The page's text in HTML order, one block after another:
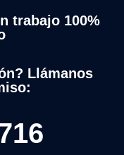
trabajo 100%
Llámanos